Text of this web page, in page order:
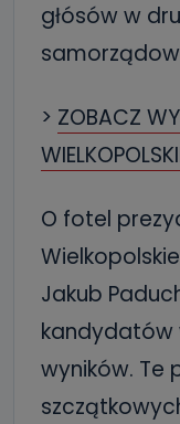
głósów w
> ZOBACZ
O fotel
Jakub
kandydatów
wyników. Te